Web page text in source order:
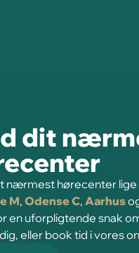
dit
nærmest hørecenter lige
M, Odense C, Aarhus
en uforpligtende snak
eller book tid i vores